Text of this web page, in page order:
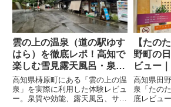
雲の上の温泉（道の駅ゆす
はら）を徹底レポ！高知で
楽しむ雪見露天風呂・泉
質・料金・営業時間まとめ
高知県梼原町にある「雲の上の温
泉」を実際に利用した体験レビュ
ー。泉質や効能、露天風呂、サウ
【たの
野町の
ビュー
湯・泉
営業時間
高知県田
泉「たの
底レビュ